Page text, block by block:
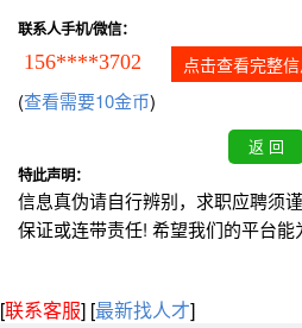
联系人手机/微信：
156****3702 点击查看完整
(查看需要10金币)
特此声明：
信息真伪请自行辨别，求职应聘须
保证或连带责任! 希望我们的平台能
[联系客服] [最新找人才]